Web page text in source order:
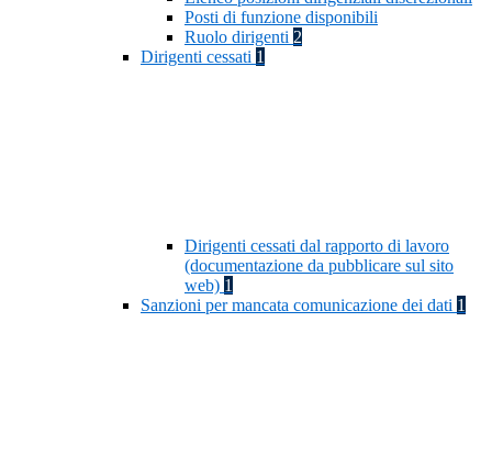
Posti di funzione disponibili
Ruolo dirigenti 2
Dirigenti cessati 1
Dirigenti cessati dal rapporto di lavoro
(documentazione da pubblicare sul sito
web) 1
Sanzioni per mancata comunicazione dei dati 1